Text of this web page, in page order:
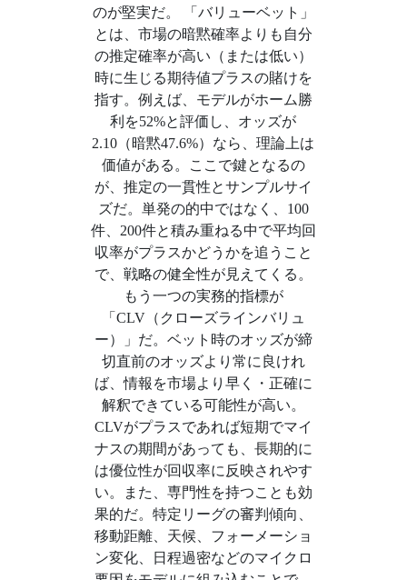
のが堅実だ。 「バリューベット」
とは、市場の暗黙確率よりも自分
の推定確率が高い（または低い）
時に生じる期待値プラスの賭けを
指す。例えば、モデルがホーム勝
利を52%と評価し、オッズが
2.10（暗黙47.6%）なら、理論上は
価値がある。ここで鍵となるの
が、推定の一貫性とサンプルサイ
ズだ。単発の的中ではなく、100
件、200件と積み重ねる中で平均回
収率がプラスかどうかを追うこと
で、戦略の健全性が見えてくる。
もう一つの実務的指標が
「CLV（クローズラインバリュ
ー）」だ。ベット時のオッズが締
切直前のオッズより常に良けれ
ば、情報を市場より早く・正確に
解釈できている可能性が高い。
CLVがプラスであれば短期でマイ
ナスの期間があっても、長期的に
は優位性が回収率に反映されやす
い。また、専門性を持つことも効
果的だ。特定リーグの審判傾向、
移動距離、天候、フォーメーショ
ン変化、日程過密などのマイクロ